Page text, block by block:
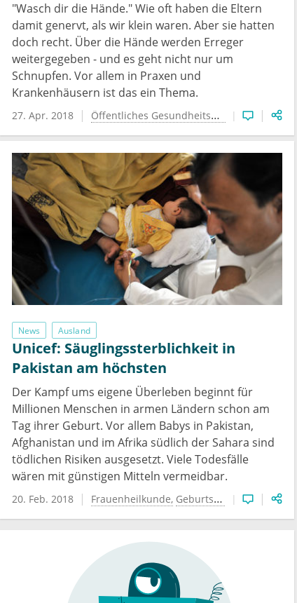
"Wasch dir die Hände." Wie oft haben die Eltern
damit genervt, als wir klein waren. Aber sie hatten
doch recht. Über die Hände werden Erreger
weitergegeben - und es geht nicht nur um
Schnupfen. Vor allem in Praxen und
Krankenhäusern ist das ein Thema.
27. Apr. 2018 Öffentliches Gesundheitswesen
News Ausland
Unicef: Säuglingssterblichkeit in
Pakistan am höchsten
Der Kampf ums eigene Überleben beginnt für
Millionen Menschen in armen Ländern schon am
Tag ihrer Geburt. Vor allem Babys in Pakistan,
Afghanistan und im Afrika südlich der Sahara sind
tödlichen Risiken ausgesetzt. Viele Todesfälle
wären mit günstigen Mitteln vermeidbar.
20. Feb. 2018 Frauenheilkunde Geburtshilfe